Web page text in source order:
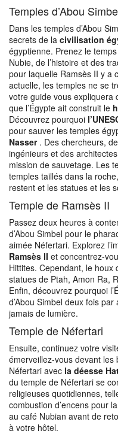
Temples d’Abou
Dans les temples d’Abou
secrets de la civilisation
égyptienne. Prenez le
Nubie, de l’histoire et des
pour laquelle Ramsès II y a
actuelle, les temples ne se
votre guide vous expliquera
que l’Égypte ait construit le
Découvrez pourquoi
pour sauver les temples
Nasser. Des chercheurs,
ingénieurs et des
mission de sauvetage. Les
temples taillés dans la
restent et les statues et les
Temple de Ramsès II
Passez deux heures à
d’Abou Simbel pour le
aimée Néfertari. Explorez
Ramsès II et concentrez-
Hittites. Cependant, le
statues de Ptah, Amon Ra,
Enfin, découvrez pourquoi
d’Abou Simbel deux fois
jamais de lumière.
Temple de Néfertari
Ensuite, continuez votre
émerveillez-vous devant
Néfertari avec la déesse
du temple de Néfertari se
religieuses quotidiennes,
combustion d’encens pour
au café Nubian avant de
à votre hôtel.